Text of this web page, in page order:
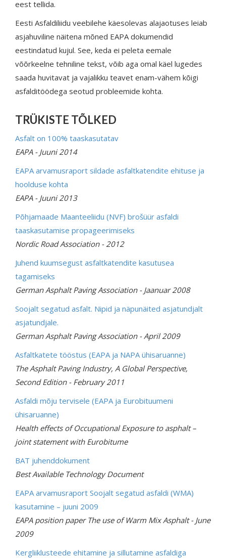
eest tellida.
Eesti Asfaldiliidu veebilehe käesolevas alajaotuses leiab
asjahuviline näitena mõned EAPA dokumendid
eestindatud kujul. See, keda ei peleta eemale
võõrkeelne tehniline tekst, võib aga omal käel lugedes
saada huvitavat ja vajalikku teavet enam-vähem kõigi
asfalditöödega seotud probleemide kohta.
TRÜKISTE TÕLKED
Asfalt on 100% taaskasutatav
EAPA - Juuni 2014
EAPA arvamusraport sildade asfaltkatendite ehituse ja
hoolduse kohta
EAPA - Juuni 2013
Põhjamaade Maanteeliidu (NVF) brošüür asfaldi
taaskasutamise propageerimiseks
Nordic Road Association - 2012
Juhend kuumsegust asfaltkatendite kasutusea
tagamiseks
German Asphalt Paving Association - Jaanuar 2008
Soojalt segatud asfalt. Nipid ja näpunäited asjatundjalt
asjatundjale.
German Asphalt Paving Association - April 2009
Asfaltkatete tööstus (EAPA ja NAPA ühisaruanne)
The Asphalt Paving Industry, A Global Perspective,
Second Edition - February 2011
Asfaldi mõju tervisele (EAPA ja Eurobituumeni
ühisaruanne)
Health effects of Occupational Exposure to asphalt –
joint statement with Eurobitume
BAT juhenddokument
Best Available Technology Document
EAPA arvamusraport Soojalt segatud asfaldi (WMA)
kasutamine – juuni 2009
EAPA position paper The use of Warm Mix Asphalt - June
2009
Kergliiklusteede ehitamine ja sillutamine asfaldiga